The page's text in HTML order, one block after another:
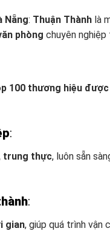
Nẵng: Thuận Thành là
phòng chuyên nghiệp
100 thương hiệu
:
trung thực, luôn sẵn
:
gian, giúp quá trình vận